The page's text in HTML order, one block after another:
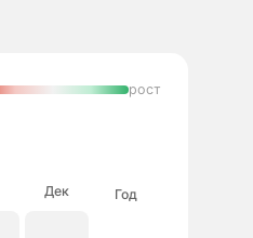
рост
Дек Год